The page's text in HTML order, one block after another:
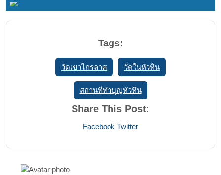
Tags:
วัดเขาไกรลาศ วัดในหัวหิน
สถานที่ทำบุญหัวหิน
Share This Post:
Facebook TwitterPrint
Share
Email